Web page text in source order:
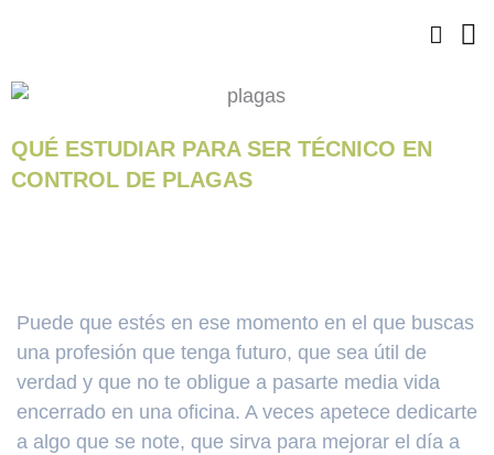
QUÉ ESTUDIAR PARA SER TÉCNICO EN
CONTROL DE PLAGAS
Puede que estés en ese momento en el que buscas
una profesión que tenga futuro, que sea útil de
verdad y que no te obligue a pasarte media vida
encerrado en una oficina. A veces apetece dedicarte
a algo que se note, que sirva para mejorar el día a